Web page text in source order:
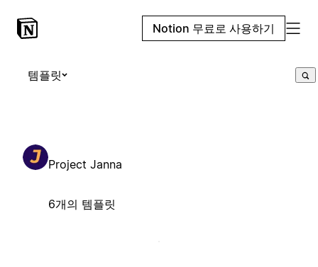
Notion 무료로 사용하기
템플릿
Project Janna
6개의 템플릿